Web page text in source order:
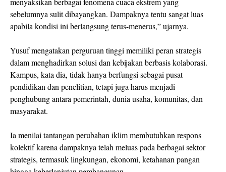
sebelumnya sulit dibayangkan. Dampaknya tentu sangat luas
apabila kondisi ini berlangsung terus-menerus,” ujarnya.
Yusuf mengatakan perguruan tinggi memiliki peran strategis
dalam menghadirkan solusi dan kebijakan berbasis kolaborasi.
Kampus, kata dia, tidak hanya berfungsi sebagai pusat
pendidikan dan penelitian, tetapi juga harus menjadi
penghubung antara pemerintah, dunia usaha, komunitas, dan
masyarakat.
Ia menilai tantangan perubahan iklim membutuhkan respons
kolektif karena dampaknya telah meluas pada berbagai sektor
strategis, termasuk lingkungan, ekonomi, ketahanan pangan